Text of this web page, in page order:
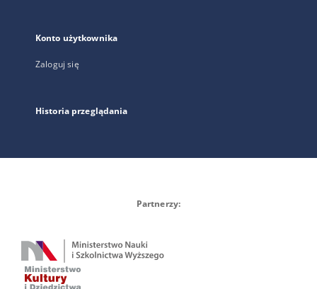
Konto użytkownika
Zaloguj się
Historia przeglądania
Partnerzy: